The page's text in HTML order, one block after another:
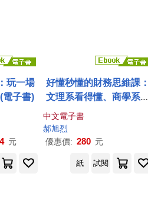
玩一場
電子書)
元
好懂秒懂的財務思維課：
文理系看得懂、商學系終
於通，生存賺錢一定要懂
的24堂財務基礎 (電子書)
中文電子書
郝旭烈
優惠價: 280 元
紙 試閱